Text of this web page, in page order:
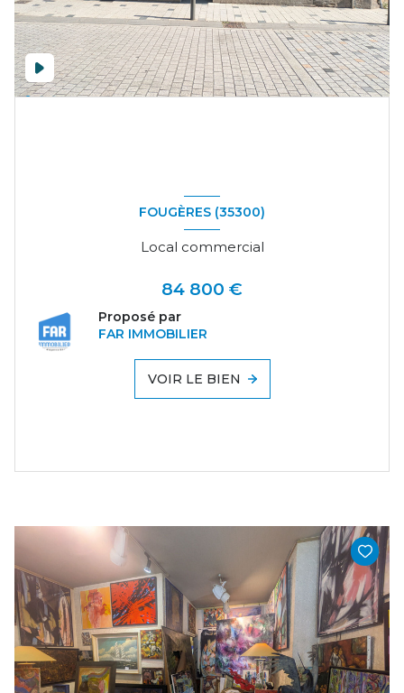
FOUGÈRES (35300)
Local commercial
84 800 €
Proposé par
FAR IMMOBILIER
VOIR LE BIEN